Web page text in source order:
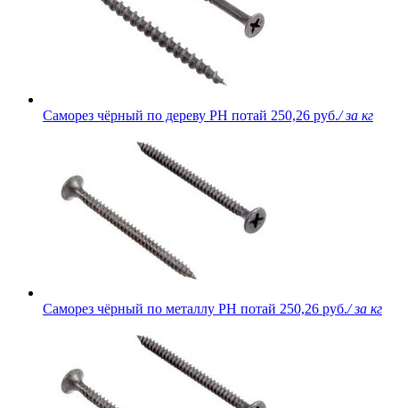
Саморез чёрный по дереву PH потай 250,26 руб./ за кг
Саморез чёрный по металлу PH потай 250,26 руб./ за кг